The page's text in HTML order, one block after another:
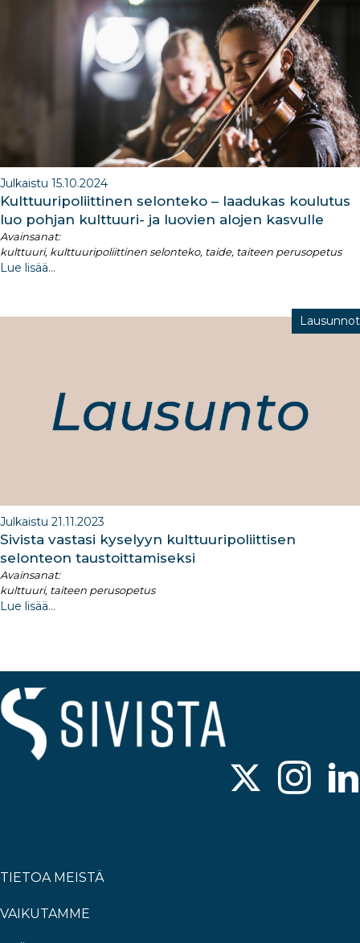
Julkaistu 15.10.2024
Kulttuuripoliittinen selonteko – laadukas koulutus
luo pohjan kulttuuri- ja luovien alojen kasvulle
Avainsanat:
kulttuuri, kulttuuripoliittinen selonteko, taide, taiteen perusopetus
Lue lisää...
Lausunnot
Julkaistu 21.11.2023
Sivista vastasi kyselyyn kulttuuripoliittisen
selonteon taustoittamiseksi
Avainsanat:
kulttuuri, taiteen perusopetus
Lue lisää...
TIETOA MEISTÄ
VAIKUTAMME